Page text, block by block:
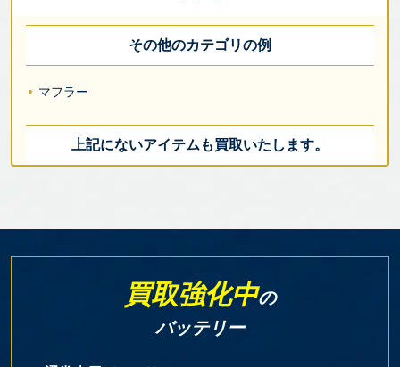
その他のカテゴリの例
マフラー
上記にないアイテムも買取いたします。
買取強化中の
バッテリー